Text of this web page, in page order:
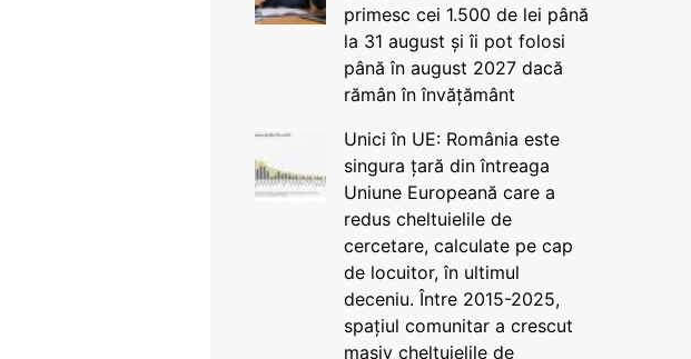
primesc cei 1.500 de lei până
la 31 august și îi pot folosi
până în august 2027 dacă
rămân în învățământ
Unici în UE: România este
singura țară din întreaga
Uniune Europeană care a
redus cheltuielile de
cercetare, calculate pe cap
de locuitor, în ultimul
deceniu. Între 2015-2025,
spațiul comunitar a crescut
masiv cheltuielile de